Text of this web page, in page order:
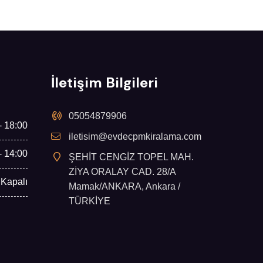
18:00
14:00
Kapalı
İletişim Bilgileri
05054879906
iletisim@evdecpmkiralama.com
ŞEHİT CENGİZ TOPEL MAH.
ZİYA ORALAY CAD. 28/A
Mamak/ANKARA, Ankara /
TÜRKİYE